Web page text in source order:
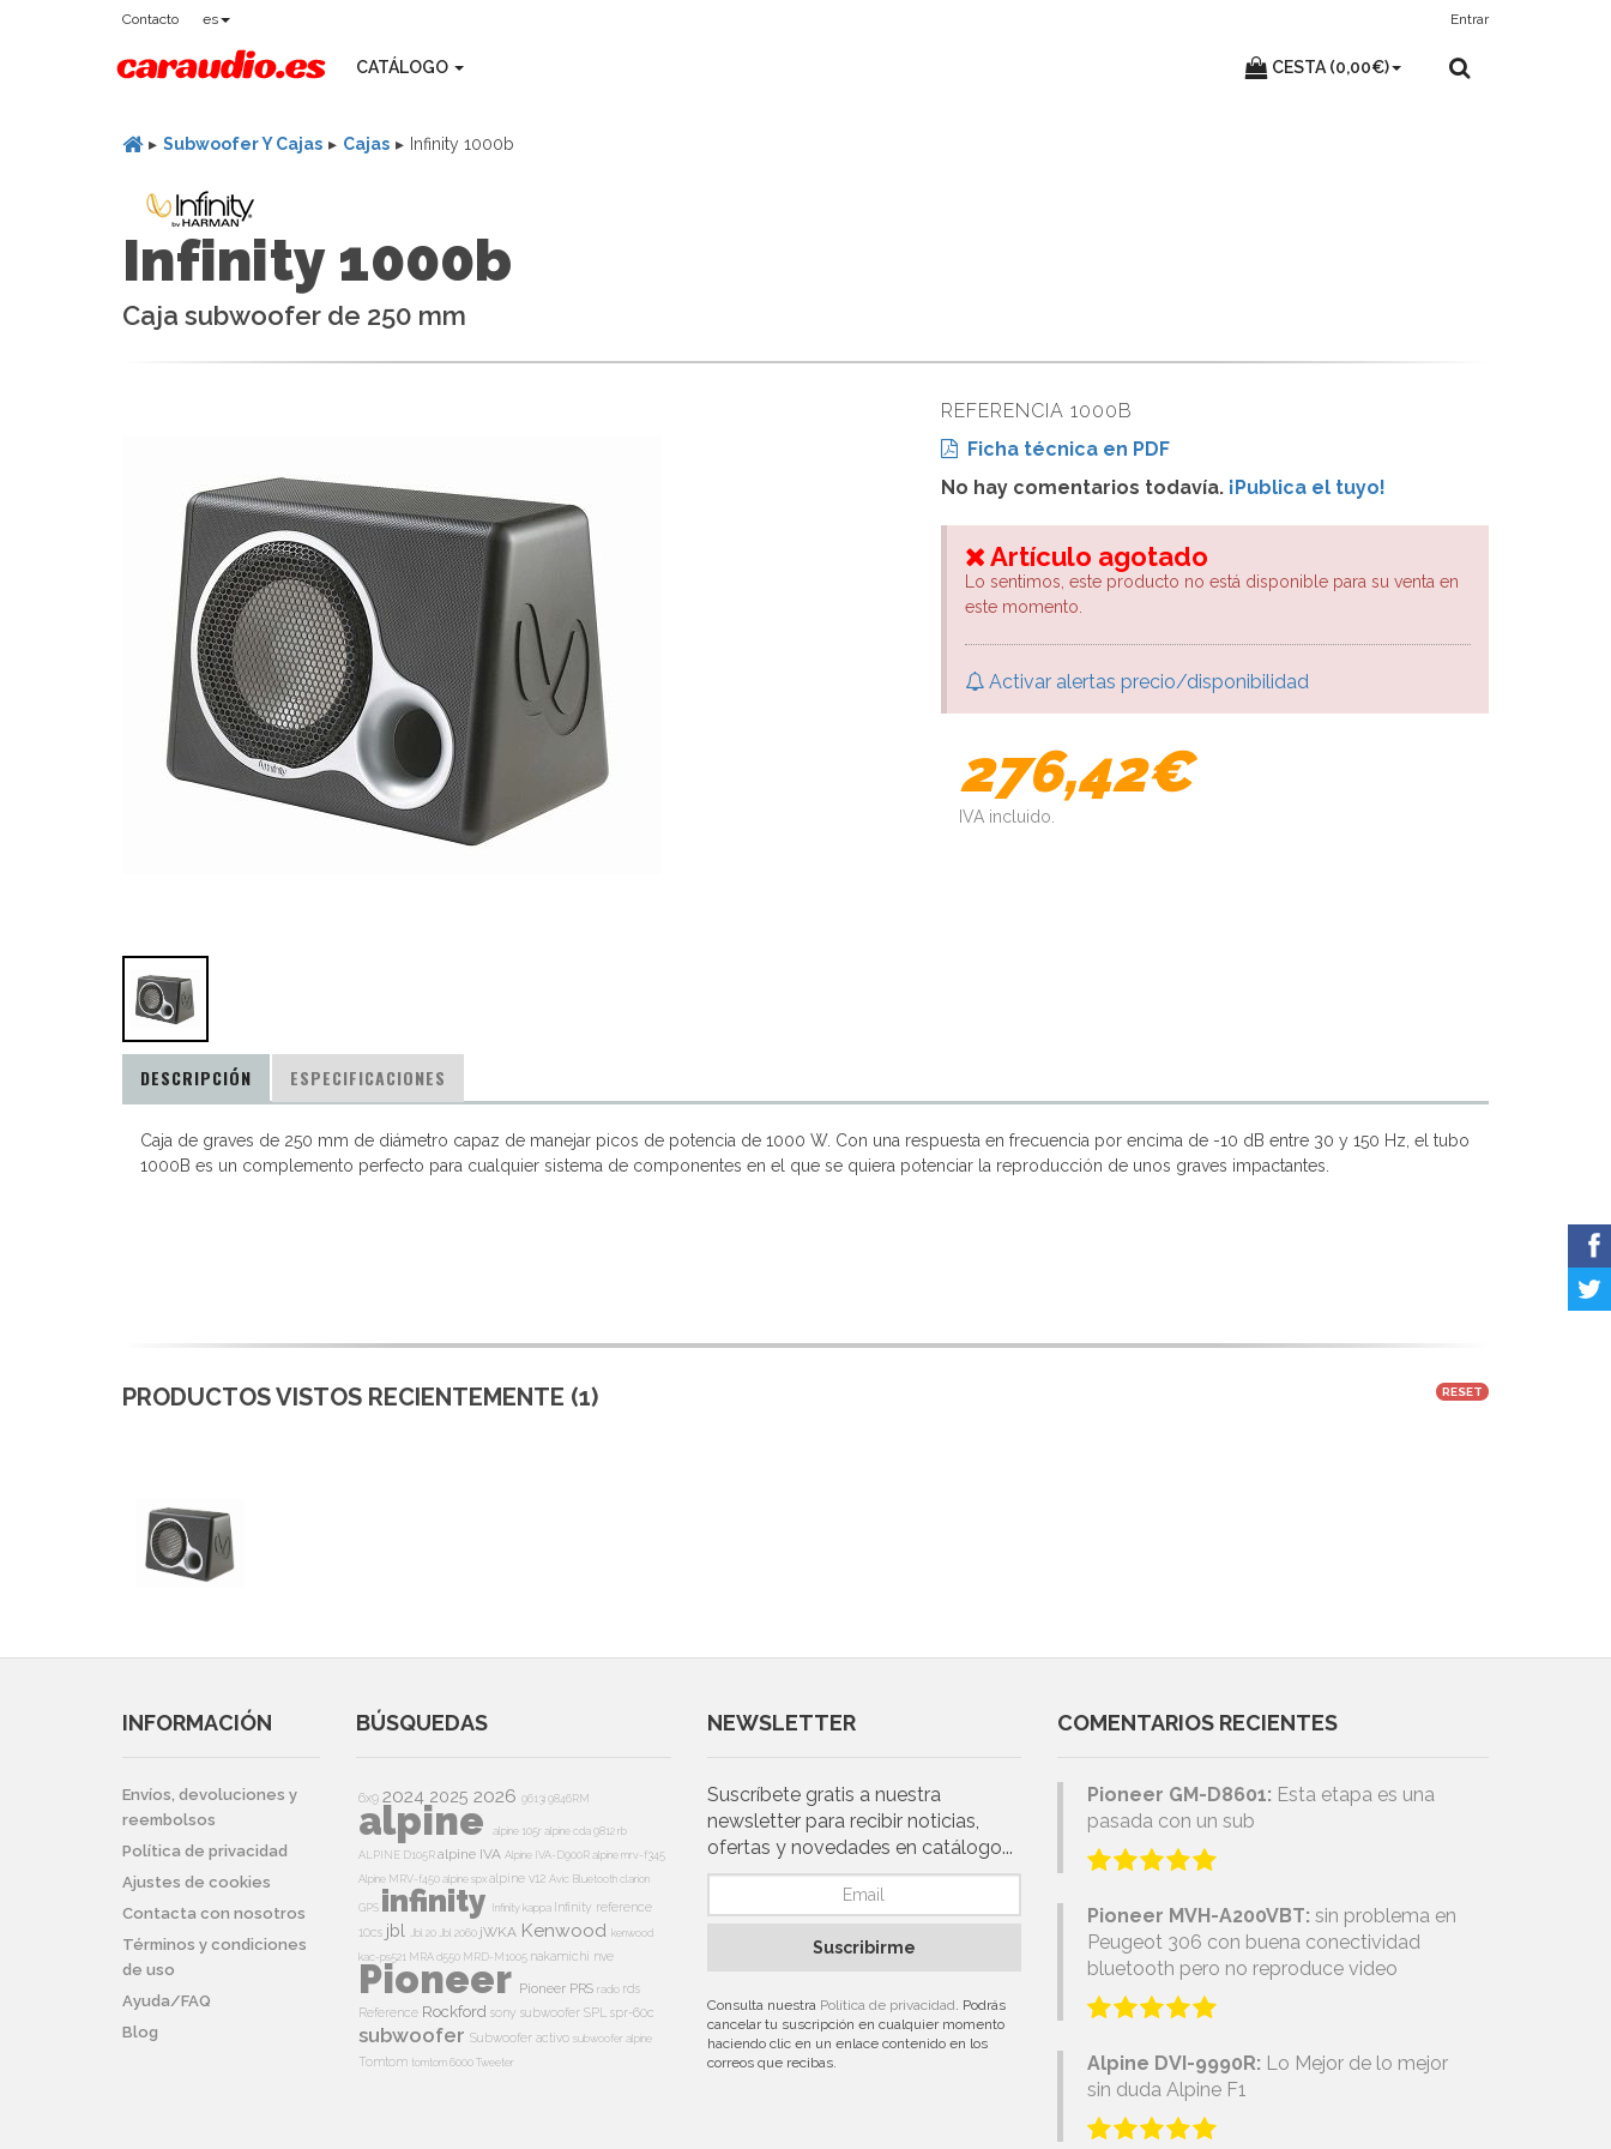
Contacto es Entrar
CATÁLOGO CESTA (0,00€)
Subwoofer Y Cajas Cajas Infinity 1000b
Infinity 1000b
Caja subwoofer de 250 mm
REFERENCIA 1000B
Ficha técnica en PDF
No hay comentarios todavía. ¡Publica el tuyo!
Artículo agotado
Lo sentimos, este producto no está disponible para su venta en
este momento.
Activar alertas precio/disponibilidad
276,42€
IVA incluido.
DESCRIPCIÓN ESPECIFICACIONES
Caja de graves de 250 mm de diámetro capaz de manejar picos de potencia de 1000 W. Con una respuesta en frecuencia por encima de -10 dB entre 30 y 150 Hz, el tubo
1000B es un complemento perfecto para cualquier sistema de componentes en el que se quiera potenciar la reproducción de unos graves impactantes.
PRODUCTOS VISTOS RECIENTEMENTE (1) RESET
INFORMACIÓN
Envíos, devoluciones y
reembolsos
Política de privacidad
Ajustes de cookies
Contacta con nosotros
Términos y condiciones
de uso
Ayuda/FAQ
Blog
BÚSQUEDAS
6x9 2024 2025 2026 9613i9846RM
alpine alpine 105r alpine cda 9812 rb
ALPINE D105Ralpine IVA Alpine IVA-D900Ralpine mrv-f345
Alpine MRV-f450alpine spxalpine v12 Avic Bluetoothclarion
GPS infinity Infinity kappa Infinity reference
10cs jbl Jbl 20 Jbl 2060 jWKA Kenwood kenwood
kac-ps521 MRA d550 MRD-M1005 nakamichi nve
Pioneer Pioneer PRS radio rds
Reference Rockford sony subwoofer SPL spr-60c
subwoofer Subwoofer activo subwoofer alpine
Tomtom tomtom 6000Tweeter
NEWSLETTER
Suscríbete gratis a nuestra
newsletter para recibir noticias,
ofertas y novedades en catálogo...
Suscribirme
Consulta nuestra Política de privacidad. Podrás
cancelar tu suscripción en cualquier momento
haciendo clic en un enlace contenido en los
correos que recibas.
COMENTARIOS RECIENTES
Pioneer GM-D8601: Esta etapa es una
pasada con un sub
Pioneer MVH-A200VBT: sin problema en
Peugeot 306 con buena conectividad
bluetooth pero no reproduce video
Alpine DVI-9990R: Lo Mejor de lo mejor
sin duda Alpine F1